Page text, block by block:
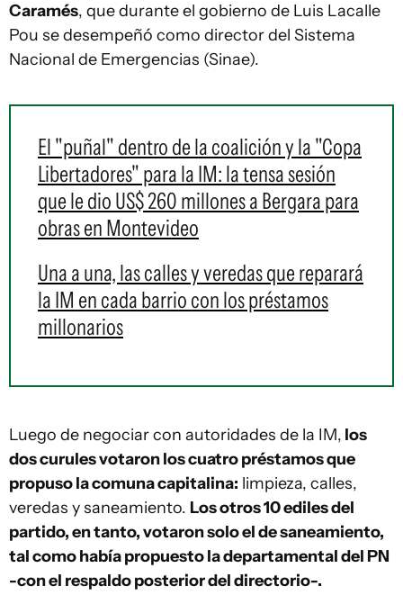
Caramés, que durante el gobierno de Luis Lacalle
Pou se desempeñó como director del Sistema
Nacional de Emergencias (Sinae).
El "puñal" dentro de la coalición y la "Copa
Libertadores" para la IM: la tensa sesión
que le dio US$ 260 millones a Bergara para
obras en Montevideo
Una a una, las calles y veredas que reparará
la IM en cada barrio con los préstamos
millonarios
Luego de negociar con autoridades de la IM, los
dos curules votaron los cuatro préstamos que
propuso la comuna capitalina: limpieza, calles,
veredas y saneamiento. Los otros 10 ediles del
partido, en tanto, votaron solo el de saneamiento,
tal como había propuesto la departamental del PN
-con el respaldo posterior del directorio-.